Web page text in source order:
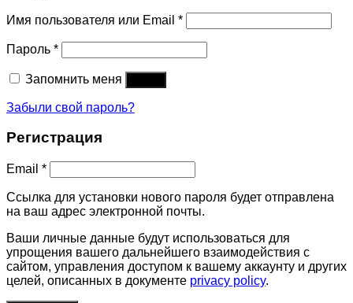
Имя пользователя или Email *
Пароль *
Запомнить меня
Забыли свой пароль?
Регистрация
Email *
Ссылка для установки нового пароля будет отправлена ​​
на ваш адрес электронной почты.
Ваши личные данные будут использоваться для
упрощения вашего дальнейшего взаимодействия с
сайтом, управления доступом к вашему аккаунту и других
целей, описанных в документе privacy policy.